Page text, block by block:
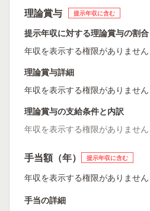
理論賞与 提示年収に含む
提示年収に対する理論賞与の割合
年収を表示する権限がありません
理論賞与詳細
年収を表示する権限がありません
理論賞与の支給条件と内訳
年収を表示する権限がありません
手当額（年） 提示年収に含む
年収を表示する権限がありません
手当の詳細